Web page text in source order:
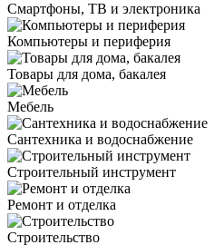
Смартфоны, ТВ и электроника
Компьютеры и периферия
Товары для дома, бакалея
Мебель
Сантехника и водоснабжение
Строительный инструмент
Ремонт и отделка
Строительство